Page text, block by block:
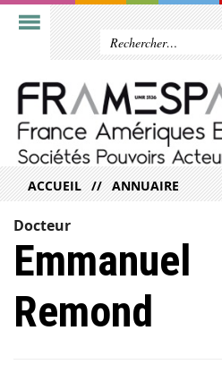
ACCUEIL ANNUAIRE
Docteur
Emmanuel
Remond